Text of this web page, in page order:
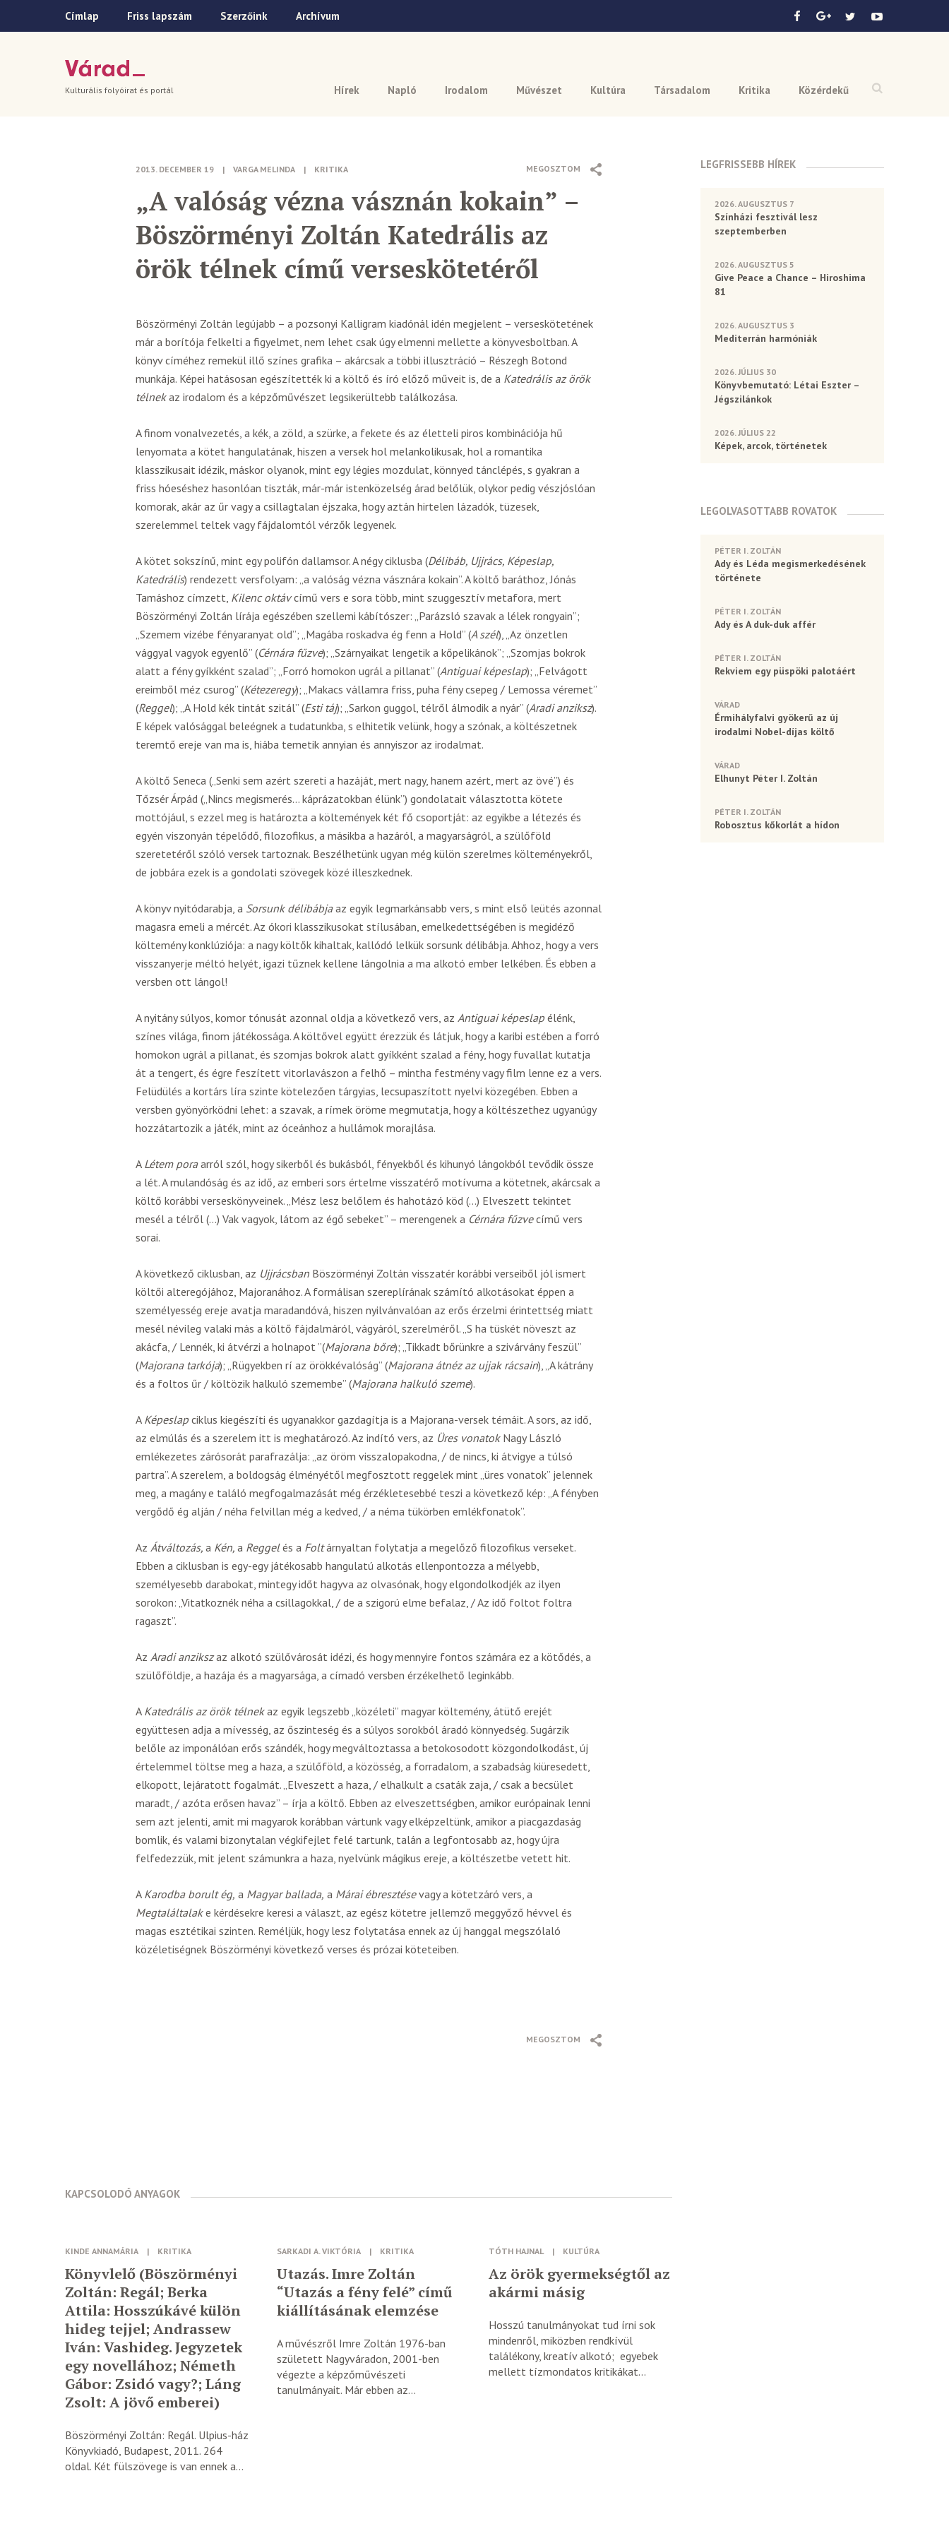
Címlap Friss lapszám Szerzőink Archívum
Hírek Napló Irodalom Művészet Kultúra Társadalom Kritika Közérdekű
Kulturális folyóirat és portál
MEGOSZTOM
2013. DECEMBER 19 | VARGA MELINDA | KRITIKA
„A valóság vézna vásznán kokain” –
Böszörményi Zoltán Katedrális az
örök télnek című verseskötetéről
Böszörményi Zoltán legújabb – a pozsonyi Kalligram kiadónál idén megjelent – verseskötetének
már a borítója felkelti a figyelmet, nem lehet csak úgy elmenni mellette a könyvesboltban. A
könyv címéhez remekül illő színes grafika – akárcsak a többi illusztráció – Részegh Botond
munkája. Képei hatásosan egészítették ki a költő és író előző műveit is, de a Katedrális az örök
télnekaz irodalom és a képzőművészet legsikerültebb találkozása.
A finom vonalvezetés, a kék, a zöld, a szürke, a fekete és az életteli piros kombinációja hű
lenyomata a kötet hangulatának, hiszen a versek hol melankolikusak, hol a romantika
klasszikusait idézik, máskor olyanok, mint egy légies mozdulat, könnyed tánclépés, s gyakran a
friss hóeséshez hasonlóan tiszták, már-már istenközelség árad belőlük, olykor pedig vészjóslóan
komorak, akár az űr vagy a csillagtalan éjszaka, hogy aztán hirtelen lázadók, tüzesek,
szerelemmel teltek vagy fájdalomtól vérzők legyenek.
A kötet sokszínű, mint egy polifón dallamsor. A négy ciklusba (Délibáb, Ujjrács, Képeslap,
Katedrális) rendezett versfolyam: „a valóság vézna vásznára kokain”. A költő baráthoz, Jónás
Tamáshoz címzett, Kilenc oktávcímű vers e sora több, mint szuggesztív metafora, mert
Böszörményi Zoltán lírája egészében szellemi kábítószer: „Parázsló szavak a lélek rongyain”;
„Szemem vizébe fényaranyat old”; „Magába roskadva ég fenn a Hold” (A szél), „Az önzetlen
vággyal vagyok egyenlő” (Cérnára fűzve); „Szárnyaikat lengetik a kőpelikánok”; „Szomjas bokrok
alatt a fény gyíkként szalad”; „Forró homokon ugrál a pillanat” (Antiguai képeslap); „Felvágott
ereimből méz csurog” (Kétezeregy); „Makacs vállamra friss, puha fény csepeg / Lemossa véremet”
(Reggel); „A Hold kék tintát szitál” (Esti táj); „Sarkon guggol, télről álmodik a nyár” (Aradi anziksz).
E képek valósággal beleégnek a tudatunkba, s elhitetik velünk, hogy a szónak, a költészetnek
teremtő ereje van ma is, hiába temetik annyian és annyiszor az irodalmat.
A költő Seneca („Senki sem azért szereti a hazáját, mert nagy, hanem azért, mert az övé”) és
Tőzsér Árpád („Nincs megismerés… káprázatokban élünk”) gondolatait választotta kötete
mottójául, s ezzel meg is határozta a költemények két fő csoportját: az egyikbe a létezés és
egyén viszonyán tépelődő, filozofikus, a másikba a hazáról, a magyarságról, a szülőföld
szeretetéről szóló versek tartoznak. Beszélhetünk ugyan még külön szerelmes költeményekről,
de jobbára ezek is a gondolati szövegek közé illeszkednek.
A könyv nyitódarabja, a Sorsunk délibábjaaz egyik legmarkánsabb vers, s mint első leütés azonnal
magasra emeli a mércét. Az ókori klasszikusokat stílusában, emelkedettségében is megidéző
költemény konklúziója: a nagy költők kihaltak, kallódó lelkük sorsunk délibábja. Ahhoz, hogy a vers
visszanyerje méltó helyét, igazi tűznek kellene lángolnia a ma alkotó ember lelkében. És ebben a
versben ott lángol!
A nyitány súlyos, komor tónusát azonnal oldja a következő vers, az Antiguai képeslapélénk,
színes világa, finom játékossága. A költővel együtt érezzük és látjuk, hogy a karibi estében a forró
homokon ugrál a pillanat, és szomjas bokrok alatt gyíkként szalad a fény, hogy fuvallat kutatja
át a tengert, és égre feszített vitorlavászon a felhő – mintha festmény vagy film lenne ez a vers.
Felüdülés a kortárs líra szinte kötelezően tárgyias, lecsupaszított nyelvi közegében. Ebben a
versben gyönyörködni lehet: a szavak, a rímek öröme megmutatja, hogy a költészethez ugyanúgy
hozzátartozik a játék, mint az óceánhoz a hullámok morajlása.
A Létem poraarról szól, hogy sikerből és bukásból, fényekből és kihunyó lángokból tevődik össze
a lét. A mulandóság és az idő, az emberi sors értelme visszatérő motívuma a kötetnek, akárcsak a
költő korábbi verseskönyveinek. „Mész lesz belőlem és hahotázó köd (…) Elveszett tekintet
mesél a télről (…) Vak vagyok, látom az égő sebeket” – merengenek a Cérnára fűzvecímű vers
sorai.
A következő ciklusban, az Ujjrácsban Böszörményi Zoltán visszatér korábbi verseiből jól ismert
költői alteregójához, Majoranához. A formálisan szereplírának számító alkotásokat éppen a
személyesség ereje avatja maradandóvá, hiszen nyilvánvalóan az erős érzelmi érintettség miatt
mesél névileg valaki más a költő fájdalmáról, vágyáról, szerelméről. „S ha tüskét növeszt az
akácfa, / Lennék, ki átvérzi a holnapot ”(Majorana bőre); „Tikkadt bőrünkre a szivárvány feszül”
(Majorana tarkója); „Rügyekben rí az örökkévalóság” (Majorana átnéz az ujjak rácsain), „A kátrány
és a foltos űr / költözik halkuló szemembe” (Majorana halkuló szeme).
A Képeslapciklus kiegészíti és ugyanakkor gazdagítja is a Majorana-versek témáit. A sors, az idő,
az elmúlás és a szerelem itt is meghatározó. Az indító vers, az Üres vonatokNagy László
emlékezetes zárósorát parafrazálja: „az öröm visszalopakodna, / de nincs, ki átvigye a túlsó
partra”. A szerelem, a boldogság élményétől megfosztott reggelek mint „üres vonatok” jelennek
meg, a magány e találó megfogalmazását még érzékletesebbé teszi a következő kép: „A fényben
vergődő ég alján / néha felvillan még a kedved, / a néma tükörben emlékfonatok”.
Az Átváltozás, a Kén, a Reggelés a Foltárnyaltan folytatja a megelőző filozofikus verseket.
Ebben a ciklusban is egy-egy játékosabb hangulatú alkotás ellenpontozza a mélyebb,
személyesebb darabokat, mintegy időt hagyva az olvasónak, hogy elgondolkodjék az ilyen
sorokon: „Vitatkoznék néha a csillagokkal, / de a szigorú elme befalaz, / Az idő foltot foltra
ragaszt”.
Az Aradi anzikszaz alkotó szülővárosát idézi, és hogy mennyire fontos számára ez a kötődés, a
szülőföldje, a hazája és a magyarsága, a címadó versben érzékelhető leginkább.
A Katedrális az örök télnekaz egyik legszebb „közéleti” magyar költemény, átütő erejét
együttesen adja a mívesség, az őszinteség és a súlyos sorokból áradó könnyedség. Sugárzik
belőle az imponálóan erős szándék, hogy megváltoztassa a betokosodott közgondolkodást, új
értelemmel töltse meg a haza, a szülőföld, a közösség, a forradalom, a szabadság kiüresedett,
elkopott, lejáratott fogalmát. „Elveszett a haza, / elhalkult a csaták zaja, / csak a becsület
maradt, / azóta erősen havaz” – írja a költő. Ebben az elveszettségben, amikor európainak lenni
sem azt jelenti, amit mi magyarok korábban vártunk vagy elképzeltünk, amikor a piacgazdaság
bomlik, és valami bizonytalan végkifejlet felé tartunk, talán a legfontosabb az, hogy újra
felfedezzük, mit jelent számunkra a haza, nyelvünk mágikus ereje, a költészetbe vetett hit.
A Karodba borult ég, a Magyar ballada, a Márai ébresztésevagy a kötetzáró vers, a
Megtaláltalake kérdésekre keresi a választ, az egész kötetre jellemző meggyőző hévvel és
magas esztétikai szinten. Reméljük, hogy lesz folytatása ennek az új hanggal megszólaló
közéletiségnek Böszörményi következő verses és prózai köteteiben.
MEGOSZTOM
KAPCSOLODÓ ANYAGOK
KINDE ANNAMÁRIA | KRITIKA
Könyvlelő (Böszörményi
Zoltán: Regál; Berka
Attila: Hosszúkávé külön
hideg tejjel; Andrassew
Iván: Vashideg. Jegyzetek
egy novellához; Németh
Gábor: Zsidó vagy?; Láng
Zsolt: A jövő emberei)
Böszörményi Zoltán: Regál. Ulpius-ház
Könyvkiadó, Budapest, 2011. 264
oldal. Két fülszövege is van ennek a...
SARKADI A. VIKTÓRIA | KRITIKA
Utazás. Imre Zoltán
“Utazás a fény felé” című
kiállításának elemzése
A művészről Imre Zoltán 1976-ban
született Nagyváradon, 2001-ben
végezte a képzőművészeti
tanulmányait. Már ebben az...
TÓTH HAJNAL | KULTÚRA
Az örök gyermekségtől az
akármi másig
Hosszú tanulmányokat tud írni sok
mindenről, miközben rendkívül
találékony, kreatív alkotó; egyebek
mellett tízmondatos kritikákat...
LEGFRISSEBB HÍREK
2026. AUGUSZTUS 7
Színházi fesztivál lesz
szeptemberben
2026. AUGUSZTUS 5
Give Peace a Chance – Hiroshima
81
2026. AUGUSZTUS 3
Mediterrán harmóniák
2026. JÚLIUS 30
Könyvbemutató: Létai Eszter –
Jégszilánkok
2026. JÚLIUS 22
Képek, arcok, történetek
LEGOLVASOTTABB ROVATOK
PÉTER I. ZOLTÁN
Ady és Léda megismerkedésének
története
PÉTER I. ZOLTÁN
Ady és A duk-duk affér
PÉTER I. ZOLTÁN
Rekviem egy püspöki palotáért
VÁRAD
Érmihályfalvi gyökerű az új
irodalmi Nobel-díjas költő
VÁRAD
Elhunyt Péter I. Zoltán
PÉTER I. ZOLTÁN
Robosztus kőkorlát a hídon